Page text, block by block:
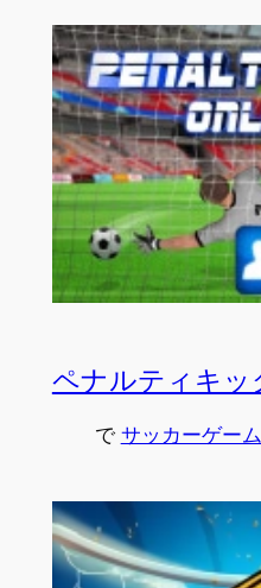
ペナルティキッ
で サッカーゲーム